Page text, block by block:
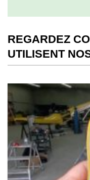
REGARDEZ
UTILISENT